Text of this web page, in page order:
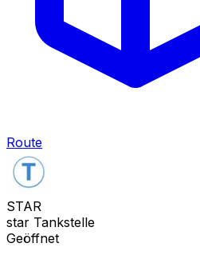
Route
STAR
star Tankstelle
Geöffnet